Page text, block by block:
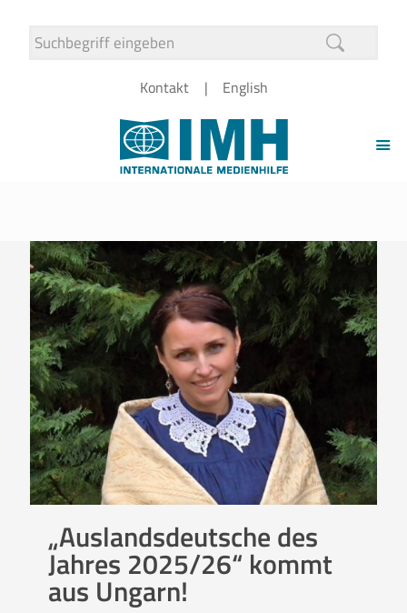
Kontakt English
„Auslandsdeutsche des
Jahres 2025/26“ kommt
aus Ungarn!